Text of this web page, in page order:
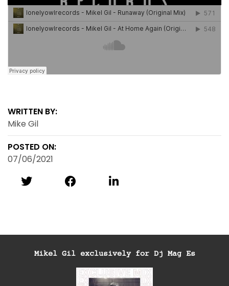
WRITTEN BY:
Mike Gil
POSTED ON:
07/06/2021
Mikel Gil exclusively for Dj Mag Es